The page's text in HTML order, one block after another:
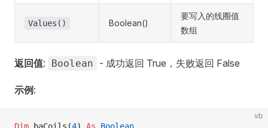
Values() Boolean()
要写入的线圈值
数组
返回值: Boolean - 成功返回 True，失败返回 False
示例 :
vb